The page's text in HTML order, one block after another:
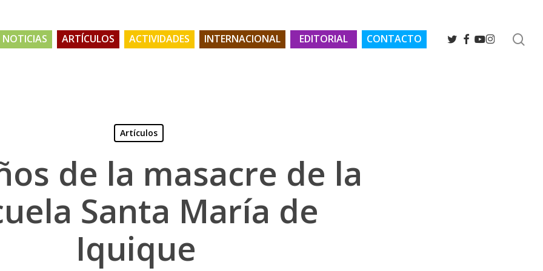
NOTICIAS ARTÍCULOS ACTIVIDADES INTERNACIONAL EDITORIAL CONTACTO TWITTER
FACEBOOK
YOUTUBE
INSTAGRAM
Artículos
de la masacre de la
Santa María de
Iquique